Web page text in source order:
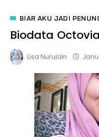
BIAR AKU JADI
Biodata
Lisa Nurulain